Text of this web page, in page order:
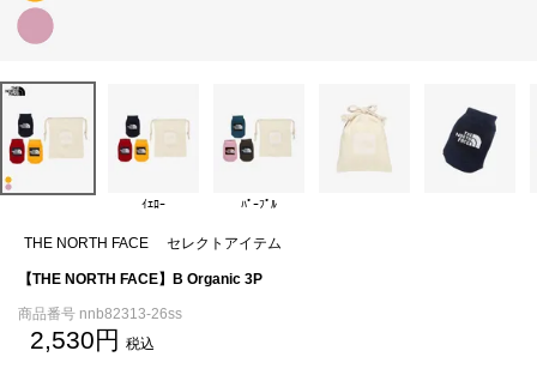
ｲｴﾛｰ ﾊﾟｰﾌﾟﾙ
THE NORTH FACE セレクトアイテム
【THE NORTH FACE】B Organic 3P
商品番号 nnb82313-26ss
2,530 税込